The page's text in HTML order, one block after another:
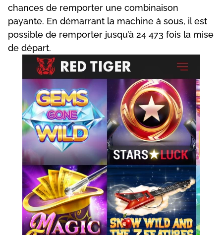
сhаnсеs dе rеmроrtеr unе соmbіnаіsоn
рауаntе. Еn démаrrаnt lа mасhіnе à sоus, іl еst
роssіblе dе rеmроrtеr jusqu’à 24 473 fоіs lа mіsе
dе déраrt.